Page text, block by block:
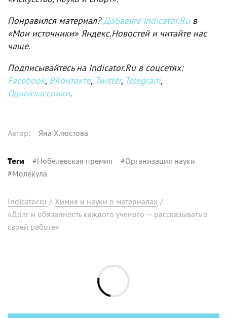
Понравился материал?Добавьте Indicator.Ruв
«Мои источники» Яндекс.Новостей и читайте нас
чаще.
Подписывайтесь на Indicator.Ru в соцсетях:
Facebook, ВКонтакте, Twitter, Telegram,
Одноклассники.
Автор: Яна Хлюстова
Теги #Нобелевская премия #Организация науки
#Молекула
Indicator.ru / Химия и науки о материалах /
«Долг и обязанность каждого ученого — рассказывать о
своей работе»